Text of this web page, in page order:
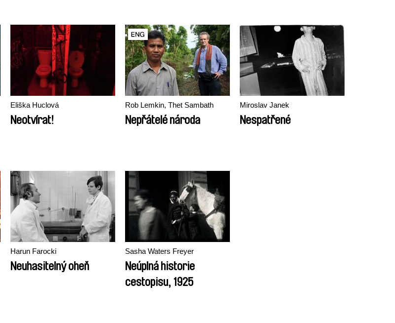
Eliška Huclová
Neotvírat!
Rob Lemkin, Thet Sambath
Nepřátelé národa
Miroslav Janek
Nespatřené
Harun Farocki
Neuhasitelný oheň
Sasha Waters Freyer
Neúplná historie
cestopisu, 1925